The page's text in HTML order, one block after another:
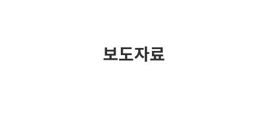
보도자료